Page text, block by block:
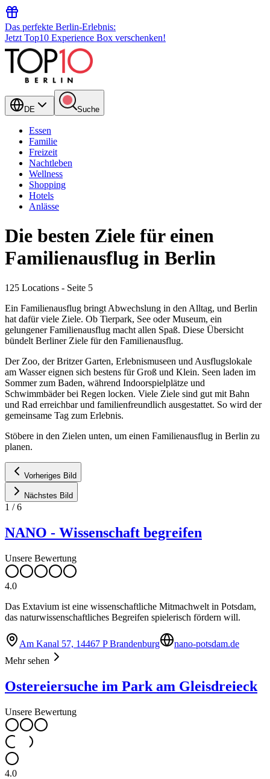
Das perfekte Berlin-Erlebnis:
Jetzt Top10 Experience Box verschenken!
DE Suche
Essen
Familie
Freizeit
Nachtleben
Wellness
Shopping
Hotels
Anlässe
Die besten Ziele für einen
Familienausflug in Berlin
125 Locations - Seite 5
Ein Familienausflug bringt Abwechslung in den Alltag, und Berlin
hat dafür viele Ziele. Ob Tierpark, See oder Museum, ein
gelungener Familienausflug macht allen Spaß. Diese Übersicht
bündelt Berliner Ziele für den Familienausflug.
Der Zoo, der Britzer Garten, Erlebnismuseen und Ausflugslokale
am Wasser eignen sich bestens für Groß und Klein. Seen laden im
Sommer zum Baden, während Indoorspielplätze und
Schwimmbäder bei Regen locken. Viele Ziele sind gut mit Bahn
und Rad erreichbar und familienfreundlich ausgestattet. So wird der
gemeinsame Tag zum Erlebnis.
Stöbere in den Zielen unten, um einen Familienausflug in Berlin zu
planen.
Vorheriges Bild
Nächstes Bild
1 /6
NANO - Wissenschaft begreifen
Unsere Bewertung
4.0
Das Extavium ist eine wissenschaftliche Mitmachwelt in Potsdam,
das naturwissenschaftliches Begreifen spielerisch fördern will.
Am Kanal 57, 14467 P Brandenburg
nano-potsdam.de
Mehr sehen
Ostereiersuche im Park am Gleisdreieck
Unsere Bewertung
4.0